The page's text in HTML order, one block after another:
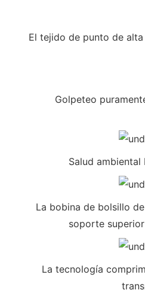
El tejido de punto de
Golpeteo
Salud ambiental
La bobina de bolsillo
soporte
La tecnología